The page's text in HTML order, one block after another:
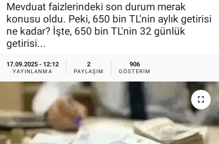
Mevduat faizlerindeki son durum merak
konusu oldu. Peki, 650 bin TL'nin aylık getirisi
ne kadar? İşte, 650 bin TL'nin 32 günlük
getirisi...
17.09.2025 - 12:12
YAYINLANMA
2
PAYLAŞIM
906
GÖSTERIM
Dünya
Ege Saati
Ege'den Esintiler
Eğitim
Eğlence
Ekonomi
Spor
Yayın Akışı
İletişim
Son Dakika Haberleri
Haber Arşivi